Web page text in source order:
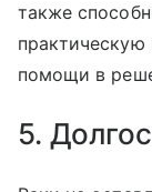
также
помощи в
5.